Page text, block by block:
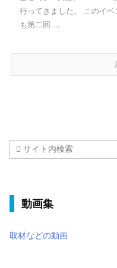
行ってきました。 このイ
も第二回 ...
動画集
取材などの動画